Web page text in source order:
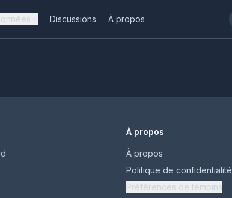
Discussions À propos
À propos
À propos
Politique de confidentialité
Préférences de témoins